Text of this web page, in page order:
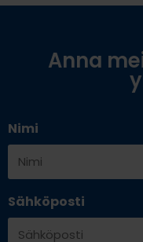
Anna
Nimi
Sähköposti